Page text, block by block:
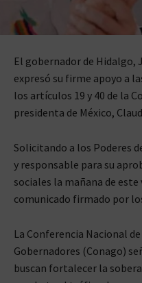
El gobernador de Hidalgo,
expresó su firme apoyo a
los artículos 19 y 40 de la
presidenta de México,
Solicitando a los Poderes
y responsable para su
sociales la mañana de
comunicado firmado por
La Conferencia Nacional
Gobernadores (Conago)
buscan fortalecer la